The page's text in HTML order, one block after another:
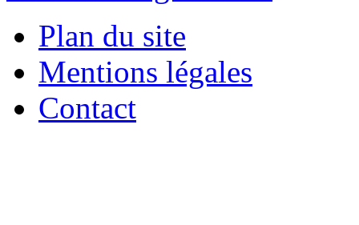
Plan du site
Mentions légales
Contact